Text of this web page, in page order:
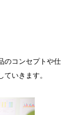
のコンセプトや仕
いきます。